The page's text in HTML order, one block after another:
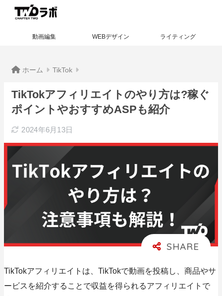
動画編集 WEBデザイン ライティング
ホーム TikTok
TikTokアフィリエイトのやり方は?稼ぐ
ポイントやおすすめASPも紹介
2024年6月13日
TikTokアフィリエイトは、TikTokで動画を投稿し、商品やサ
ービスを紹介することで収益を得られるアフィリエイトで